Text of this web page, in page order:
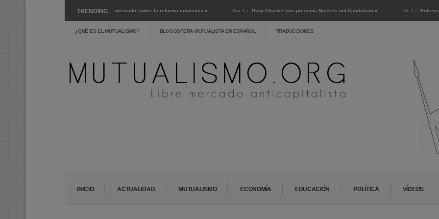
TRENDING
Mar 15 › ‘Libre mercado’ sobre la reforma educativa » Gary Chartier nos presenta Markets not Capitalism » Entrevista a
¿QUÉ ES EL MUTUALISMO? BLOGOSFERA MUTUALISTA EN ESPAÑOL TRADUCCIONES
INICIO ACTUALIDAD MUTUALISMO ECONOMÍA EDUCACIÓN POLÍTICA VÍDEOS